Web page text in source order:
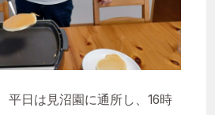
平日は見沼園に通所し、16時